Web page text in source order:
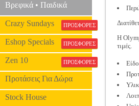
Βρεφικά • Παιδικά
Crazy Sundays ΠΡΟΣΦΟΡΕΣ
Eshop Specials ΠΡΟΣΦΟΡΕΣ
Zen 10 ΠΡΟΣΦΟΡΕΣ
Προτάσεις Για Δώρα
Stock House
Η
τιμές.